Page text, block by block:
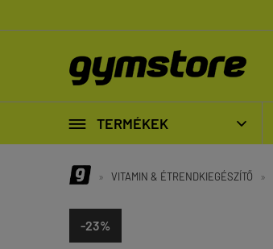
 TERMÉKEK 
» VITAMIN & ÉTRENDKIEGÉSZÍTŐ »
-23%